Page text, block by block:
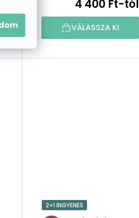
4 400 Ft-tól
VÁLASSZA KI
2+1 INGYENES